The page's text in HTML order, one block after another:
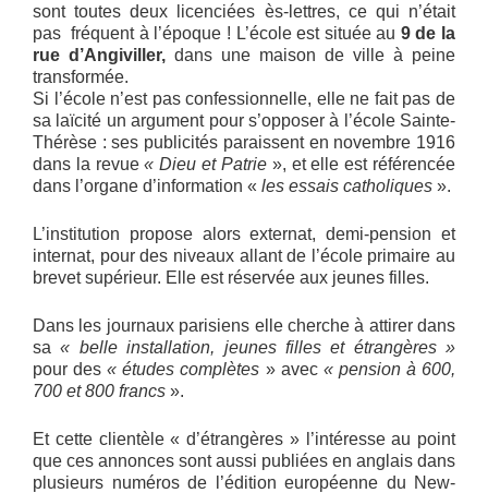
sont toutes deux licenciées ès-lettres, ce qui n’était
pas fréquent à l’époque ! L’école est située au 9 de la
rue d’Angiviller, dans une maison de ville à peine
transformée.
Si l’école n’est pas confessionnelle, elle ne fait pas de
sa laïcité un argument pour s’opposer à l’école Sainte-
Thérèse : ses publicités paraissent en novembre 1916
dans la revue« Dieu et Patrie », et elle est référencée
dans l’organe d’information « les essais catholiques ».
L’institution propose alors externat, demi-pension et
internat, pour des niveaux allant de l’école primaire au
brevet supérieur. Elle est réservée aux jeunes filles.
Dans les journaux parisiens elle cherche à attirer dans
sa« belle installation, jeunes filles et étrangères »
pour des« études complètes » avec « pension à 600,
700 et 800 francs ».
Et cette clientèle « d’étrangères » l’intéresse au point
que ces annonces sont aussi publiées en anglais dans
plusieurs numéros de l’édition européenne du New-